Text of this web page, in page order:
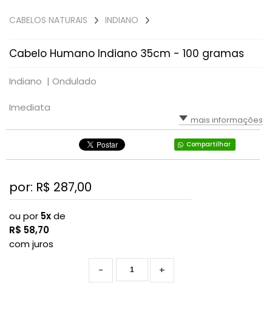
CABELOS NATURAIS INDIANO
Cabelo Humano Indiano 35cm - 100 gramas
Indiano | Ondulado
Imediata
mais informações
Compartilhar
por: R$ 287,00
ou por 5xde
R$ 58,70
com juros
+
-